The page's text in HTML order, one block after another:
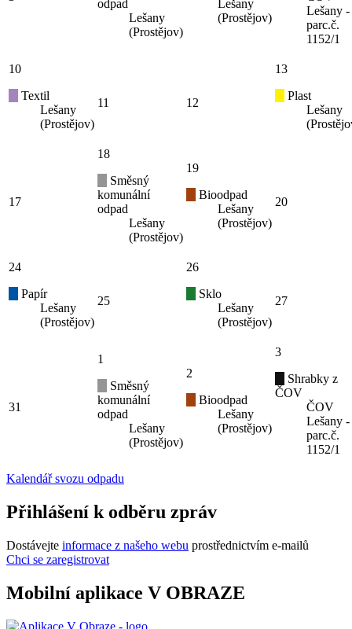
odpad
Lešany
(Prostějov)
Lešany
(Prostějov)
Lešany -
parc.č.
1152/1
10
Textil
Lešany
(Prostějov)
11 12
13
Plast
Lešany
17
18
Směsný
komunální
odpad
Lešany
(Prostějov)
19
Bioodpad
Lešany
(Prostějov)
20
24
Papír
Lešany
(Prostějov)
25
26
Sklo
Lešany
(Prostějov)
27
31
1
Směsný
komunální
odpad
Lešany
(Prostějov)
2
Bioodpad
Lešany
(Prostějov)
3
Shrabky z
ČOV
ČOV
Lešany -
parc.č.
1152/1
Kalendář svozu odpadu
Přihlášení k odběru zpráv
Dostávejte informace z našeho webu prostřednictvím e-mailů
Chci se zaregistrovat
Mobilní aplikace V OBRAZE